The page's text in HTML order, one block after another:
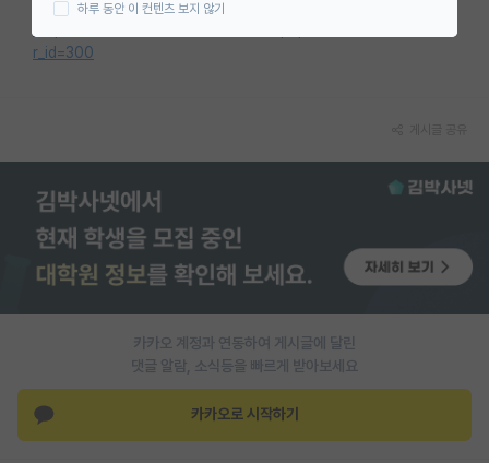
연구실(PI) 홍보 게시판
학부 인턴 게시판
취업 게시판
임용 후기 게시판
인문사회 계열 게시판
특수/전문대학원 게시판
r_id=300
카카오 계정과 연동하여 게시글에 달린
댓글 알람, 소식등을 빠르게 받아보세요
카카오로 시작하기
하루 동안 이 컨텐츠 보지 않기